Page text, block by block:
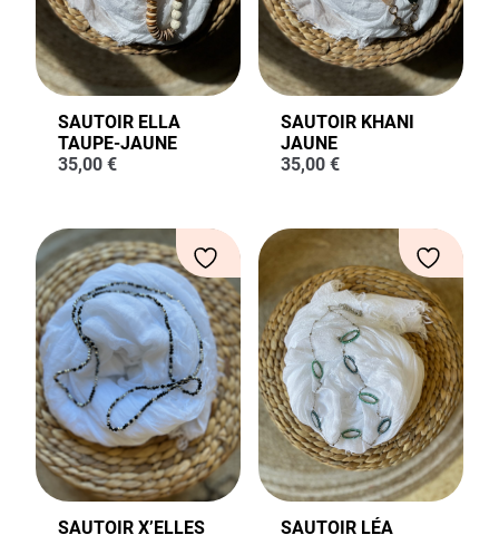
SAUTOIR ELLA
TAUPE-JAUNE
35,00 €
SAUTOIR KHANI
JAUNE
35,00 €
SAUTOIR X’ELLES
SAUTOIR LÉA